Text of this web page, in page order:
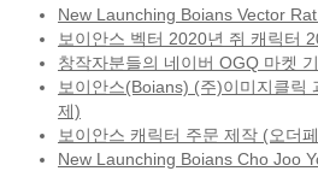
New Launching Boians Vector
보이안스 벡터 2020년 쥐 캐릭터
창작자분들의 네이버 OGQ 마켓
보이안스(Boians) (주)이미지클릭
제)
보이안스 캐릭터 주문 제작 (오더
New Launching Boians Cho Joo